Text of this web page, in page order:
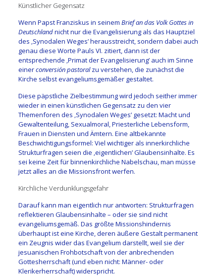
Künstlicher Gegensatz
Wenn Papst Franziskus in seinem Brief an das Volk Gottes in
Deutschlandnicht nur die Evangelisierung als das Hauptziel
des ‚Synodalen Weges’ herausstreicht, sondern dabei auch
genau diese Worte Pauls VI. zitiert, dann ist der
entsprechende ‚Primat der Evangelisierung’ auch im Sinne
einerconversión pastoralzu verstehen, die zunächst die
Kirche selbst evangeliumsgemäßer gestaltet.
Diese päpstliche Zielbestimmung wird jedoch seither immer
wieder in einen künstlichen Gegensatz zu den vier
Themenforen des ‚Synodalen Weges’ gesetzt: Macht und
Gewaltenteilung, Sexualmoral, Priesterliche Lebensform,
Frauen in Diensten und Ämtern. Eine altbekannte
Beschwichtigungsformel: Viel wichtiger als innerkirchliche
Strukturfragen seien die ‚eigentlichen’ Glaubensinhalte. Es
sei keine Zeit für binnenkirchliche Nabelschau, man müsse
jetzt alles an die Missionsfront werfen.
Kirchliche Verdunklungsgefahr
Darauf kann man eigentlich nur antworten: Strukturfragen
reflektieren Glaubensinhalte – oder sie sind nicht
evangeliumsgemäß. Das größte Missionshindernis
überhaupt ist eine Kirche, deren äußere Gestalt permanent
ein Zeugnis wider das Evangelium darstellt, weil sie der
jesuanischen Frohbotschaft von der anbrechenden
Gottesherrschaft (und eben nicht: Männer- oder
Klerikerherrschaft) widerspricht.